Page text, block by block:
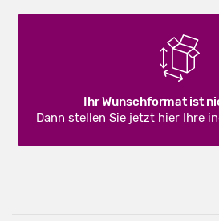
Ihr Wunschformat ist
Dann stellen Sie jetzt hier Ihre